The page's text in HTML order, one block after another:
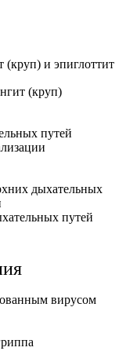
(круп) и эпиглоттит
(круп)
путей
дыхательных
путей
вирусом